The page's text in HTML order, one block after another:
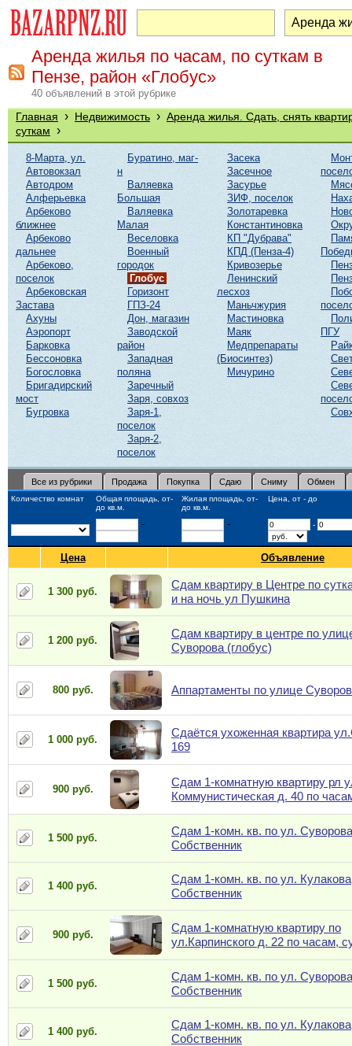
Аренда жилья по часам, по суткам в
Пензе, район «Глобус»
40 объявлений в этой рубрике
Главная › Недвижимость › Аренда жилья. Сдать, снять
суткам ›
8-Марта, ул.
Автовокзал
Автодром
Алферьевка
Арбеково
ближнее
Арбеково
дальнее
Арбеково,
поселок
Арбековская
Застава
Ахуны
Аэропорт
Барковка
Бессоновка
Богословка
Бригадирский
мост
Бугровка
Буратино, маг-
н
Валяевка
Большая
Валяевка
Малая
Веселовка
Военный
городок
Глобус
Горизонт
ГПЗ-24
Дон, магазин
Заводской
район
Западная
поляна
Заречный
Заря, совхоз
Заря-1,
поселок
Заря-2,
поселок
Засека
Засечное
Засурье
ЗИФ, поселок
Золотаревка
Константиновка
КП "Дубрава"
КПД (Пенза-4)
Кривозерье
Ленинский
лесхоз
Маньчжурия
Мастиновка
Маяк
Медпрепараты
(Биосинтез)
Мичурино
ПГУ
Все из рубрики Продажа Покупка Сдаю Сниму Обмен
Количество комнат
Общая площадь, от-
до кв.м.
Жилая площадь, от-
до кв.м.
Цена, от - до
- - -
Цена Объявление
1 300 руб.
Сдам квартиру в Центре по
и на ночь ул Пушкина
1 200 руб.
Сдам квартиру в центре по
Суворова (глобус)
800 руб. Аппартаменты по улице
1 000 руб.
Сдаётся ухоженная квартира
169
900 руб.
Сдам 1-комнатную квартиру рл
Коммунистическая д. 40 по
1 500 руб.
Сдам 1-комн. кв. по ул.
Собственник
1 400 руб.
Сдам 1-комн. кв. по ул.
Собственник
900 руб.
Сдам 1-комнатную квартиру по
ул.Карпинского д. 22 по часам,
1 500 руб.
Сдам 1-комн. кв. по ул.
Собственник
1 400 руб.
Сдам 1-комн. кв. по ул.
Собственник